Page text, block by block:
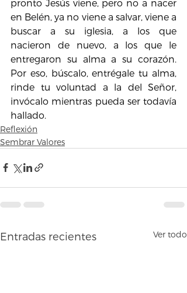
pronto Jesús viene, pero no a nacer
en Belén, ya no viene a salvar, viene a
buscar a su iglesia, a los que
nacieron de nuevo, a los que le
entregaron su alma a su corazón.
Por eso, búscalo, entrégale tu alma,
rinde tu voluntad a la del Señor,
invócalo mientras pueda ser todavía
hallado.
Reflexión
Sembrar Valores
Entradas recientes Ver todo